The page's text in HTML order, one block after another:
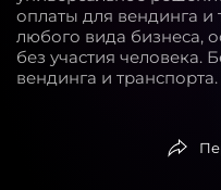
оплаты для вендинга и
любого вида бизнеса,
без участия человека.
вендинга и транспорта.